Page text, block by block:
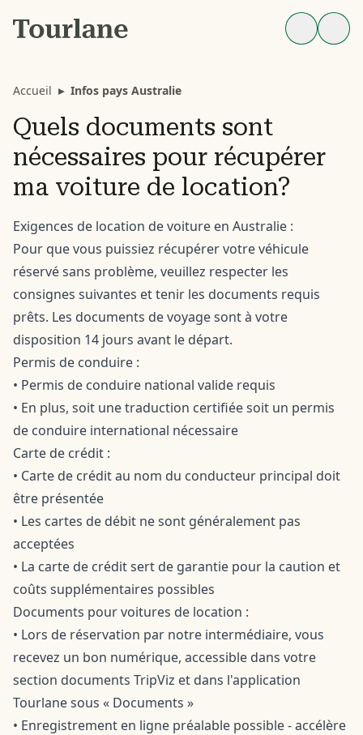
Accueil ▸ Infos pays Australie
Quels documents sont
nécessaires pour récupérer
ma voiture de location?
Exigences de location de voiture en Australie :
Pour que vous puissiez récupérer votre véhicule
réservé sans problème, veuillez respecter les
consignes suivantes et tenir les documents requis
prêts. Les documents de voyage sont à votre
disposition 14 jours avant le départ.
Permis de conduire :
• Permis de conduire national valide requis
• En plus, soit une traduction certifiée soit un permis
de conduire international nécessaire
Carte de crédit :
• Carte de crédit au nom du conducteur principal doit
être présentée
• Les cartes de débit ne sont généralement pas
acceptées
• La carte de crédit sert de garantie pour la caution et
coûts supplémentaires possibles
Documents pour voitures de location :
• Lors de réservation par notre intermédiaire, vous
recevez un bon numérique, accessible dans votre
section documents TripViz et dans l'application
Tourlane sous « Documents »
• Enregistrement en ligne préalable possible - accélère